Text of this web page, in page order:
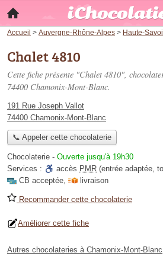
Accueil > Auvergne-Rhône-Alpes > Haute-
Chalet 4810
Cette fiche présente "Chalet 4810",
74400 Chamonix-Mont-Blanc.
191 Rue Joseph Vallot
74400 Chamonix-Mont-Blanc
📞 Appeler cette chocolaterie
Chocolaterie - Ouverte jusqu'à 19h30
Services :
accès PMR (entrée adaptée,
CB acceptée, livraison
Recommander cette chocolaterie
Améliorer cette fiche
Autres chocolateries à Chamonix-Mont-Blanc